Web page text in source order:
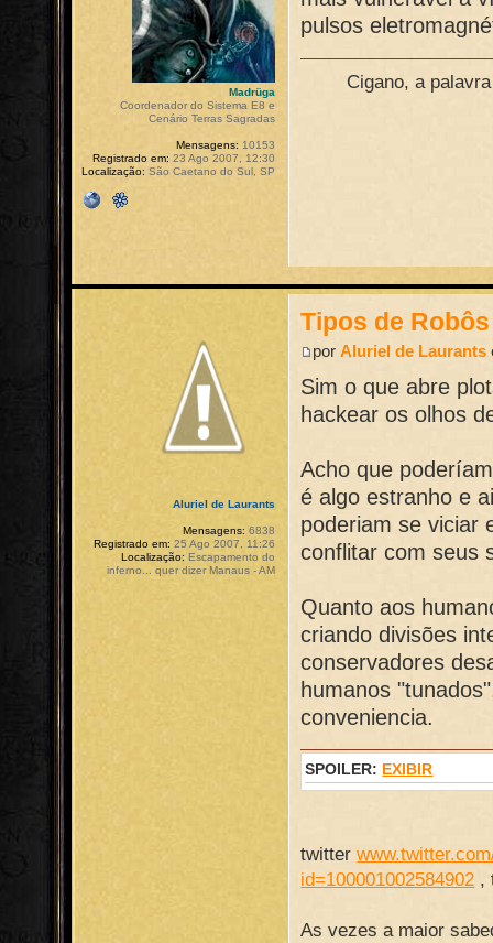
pulsos
Cigano, a
Madrüga
Coordenador do Sistema E8 e
Cenário Terras Sagradas
Mensagens: 10153
Registrado em: 23 Ago 2007, 12:30
Localização: São Caetano do Sul, SP
Tipos de Robôs
porAluriel de Laurants
Sim o que abre
hackear os olhos
Acho que
é algo estranho e
poderiam se viciar
conflitar com seus
Quanto aos
criando divisões
conservadores
humanos
conveniencia.
SPOILER: EXIBIR
twitter
id=100001002584902 ,
As vezes a maior
Aluriel de Laurants
Mensagens: 6838
Registrado em: 25 Ago 2007, 11:26
Localização: Escapamento do
inferno... quer dizer Manaus - AM